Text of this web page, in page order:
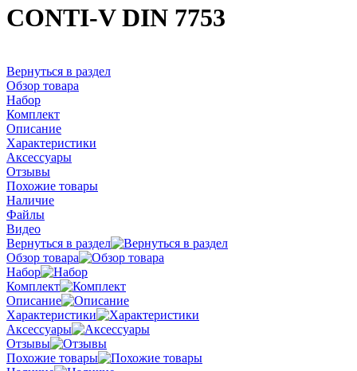
CONTI-V DIN 7753
Вернуться в раздел
Обзор товара
Набор
Комплект
Описание
Характеристики
Аксессуары
Отзывы
Похожие товары
Наличие
Файлы
Видео
Вернуться в раздел
Обзор товара
Набор
Комплект
Описание
Характеристики
Аксессуары
Отзывы
Похожие товары